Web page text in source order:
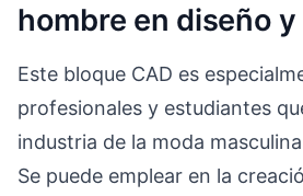
hombre en diseño
Este bloque CAD es
profesionales y estudiantes
industria de la moda
Se puede emplear en la